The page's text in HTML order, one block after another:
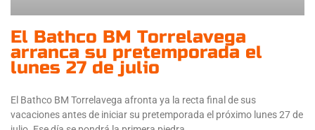
El Bathco BM Torrelavega
arranca su pretemporada el
lunes 27 de julio
El Bathco BM Torrelavega afronta ya la recta final de sus
vacaciones antes de iniciar su pretemporada el próximo lunes 27 de